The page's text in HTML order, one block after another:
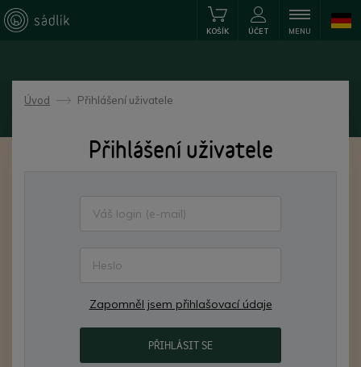
KOŠÍK ÚČET MENU
Úvod
->
Přihlášení uživatele
Přihlášení uživatele
Zapomněl jsem přihlašovací údaje
PŘIHLÁSIT SE